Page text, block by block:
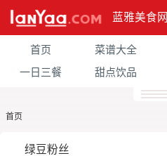
蓝雅美食网
首页 菜谱大全
一日三餐
甜点饮品
首页
绿豆粉丝